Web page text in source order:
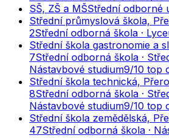
SŠ, ZŠ a MŠStřední odborné
Střední průmyslová škola,
2Střední odborná škola ·
Střední škola gastronomie a
7Střední odborná škola ·
Nástavbové studium9/10 top
Střední škola technická,
8Střední odborná škola ·
Nástavbové studium9/10 top
Střední škola zemědělská,
47Střední odborná škola ·